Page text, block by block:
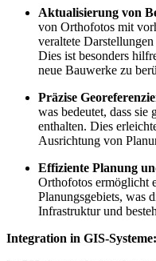
Aktualisierung von
von Orthofotos mit
veraltete
Dies ist besonders
neue Bauwerke zu
Präzise
was bedeutet, dass sie
enthalten. Dies
Ausrichtung von
Effiziente Planung
Orthofotos ermöglicht
Planungsgebiets, was
Infrastruktur und
Integration in GIS-Systeme: